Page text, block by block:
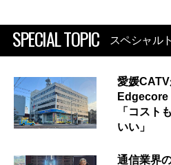
SPECIAL TOPIC スペシャル
愛媛
Edgecore
「コスト
いい」
通信業界